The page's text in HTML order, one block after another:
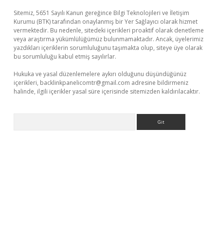
Sitemiz, 5651 Sayılı Kanun gereğince Bilgi Teknolojileri ve İletişim
Kurumu (BTK) tarafından onaylanmış bir Yer Sağlayıcı olarak hizmet
vermektedir. Bu nedenle, sitedeki içerikleri proaktif olarak denetleme
veya araştırma yükümlülüğümüz bulunmamaktadır. Ancak, üyelerimiz
yazdıkları içeriklerin sorumluluğunu taşımakta olup, siteye üye olarak
bu sorumluluğu kabul etmiş sayılırlar.
Hukuka ve yasal düzenlemelere aykırı olduğunu düşündüğünüz
içerikleri, backlinkpanelicomtr@gmail.com adresine bildirmeniz
halinde, ilgili içerikler yasal süre içerisinde sitemizden kaldırılacaktır.